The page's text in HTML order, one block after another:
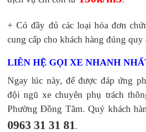
+ Có đầy đủ các loại hóa đơn
cung cấp cho khách hàng đúng quy
LIÊN HỆ GỌI XE NHANH
Ngay lúc này, để được đáp ứng
đội ngũ xe chuyên phụ trách
Phường Đồng Tâm. Quý khách
0963 31 31 81.